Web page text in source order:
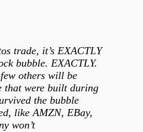
trade, it’s EXACTLY
bubble. EXACTLY.
others will be
that were built during
the bubble
like AMZN, EBay,
won’t